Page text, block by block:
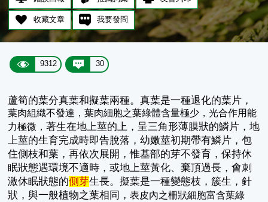
收藏文章 我要發問
9312 30
蘆筍的葉分真葉和擬葉兩種。真葉是一種退化的葉片，
葉肉組織不發達，葉肉細胞之葉綠體含量極少，光合作用能
力極微，著生在地上莖的上，呈三角形薄膜狀的鱗片，地
上莖的生育完成時即告脫落，幼嫩莖初期帶有鱗片，包
住側枝和葉，再依次展開，惟基部的芽不發育，保持休
眠狀態遇環境不適時，或地上莖黃化、棄頂過長，會刺
激休眠狀態的側芽生長。擬葉是一種變態枝，簇生，針
狀，與一般植物之葉相同，表皮內之柵狀細胞富含葉綠